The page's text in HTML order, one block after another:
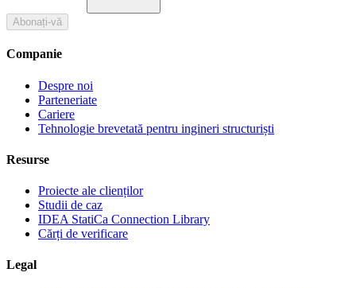
Abonați-vă
Companie
Despre noi
Parteneriate
Cariere
Tehnologie brevetată pentru ingineri structuriști
Resurse
Proiecte ale clienților
Studii de caz
IDEA StatiCa Connection Library
Cărți de verificare
Legal